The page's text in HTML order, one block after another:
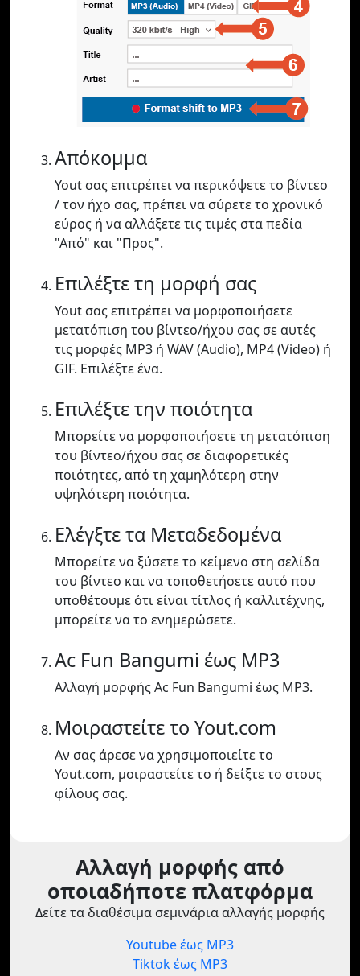
Απόκομμα
Yout σας επιτρέπει να περικόψετε το βίντεο
/ τον ήχο σας, πρέπει να σύρετε το χρονικό
εύρος ή να αλλάξετε τις τιμές στα πεδία
"Από" και "Προς".
Επιλέξτε τη μορφή σας
Yout σας επιτρέπει να μορφοποιήσετε
μετατόπιση του βίντεο/ήχου σας σε αυτές
τις μορφές MP3 ή WAV (Audio), MP4 (Video) ή
GIF. Επιλέξτε ένα.
Επιλέξτε την ποιότητα
Μπορείτε να μορφοποιήσετε τη μετατόπιση
του βίντεο/ήχου σας σε διαφορετικές
ποιότητες, από τη χαμηλότερη στην
υψηλότερη ποιότητα.
Ελέγξτε τα Μεταδεδομένα
Μπορείτε να ξύσετε το κείμενο στη σελίδα
του βίντεο και να τοποθετήσετε αυτό που
υποθέτουμε ότι είναι τίτλος ή καλλιτέχνης,
μπορείτε να το ενημερώσετε.
Ac Fun Bangumi έως MP3
Αλλαγή μορφής Ac Fun Bangumi έως MP3.
Μοιραστείτε το Yout.com
Αν σας άρεσε να χρησιμοποιείτε το
Yout.com, μοιραστείτε το ή δείξτε το στους
φίλους σας.
Αλλαγή μορφής από
οποιαδήποτε πλατφόρμα
Δείτε τα διαθέσιμα σεμινάρια αλλαγής μορφής
Youtube έως MP3
Tiktok έως MP3